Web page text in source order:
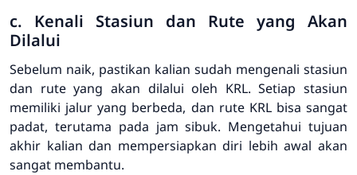
c. Kenali Stasiun dan Rute yang Akan
Dilalui
Sebelum naik, pastikan kalian sudah mengenali stasiun
dan rute yang akan dilalui oleh KRL. Setiap stasiun
memiliki jalur yang berbeda, dan rute KRL bisa sangat
padat, terutama pada jam sibuk. Mengetahui tujuan
akhir kalian dan mempersiapkan diri lebih awal akan
sangat membantu.